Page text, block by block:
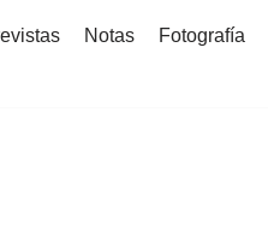
Notas Fotografía